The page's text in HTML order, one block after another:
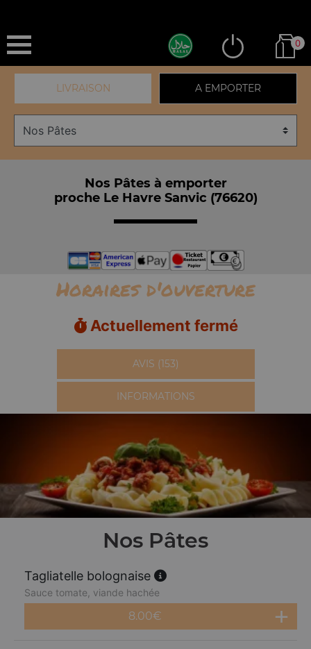
0
LIVRAISON A EMPORTER
Nos Pâtes à emporter
proche Le Havre Sanvic (76620)
Horaires d'ouverture
Actuellement fermé
AVIS (153)
INFORMATIONS
Nos Pâtes
Tagliatelle bolognaise
Sauce tomate, viande hachée
8.00€